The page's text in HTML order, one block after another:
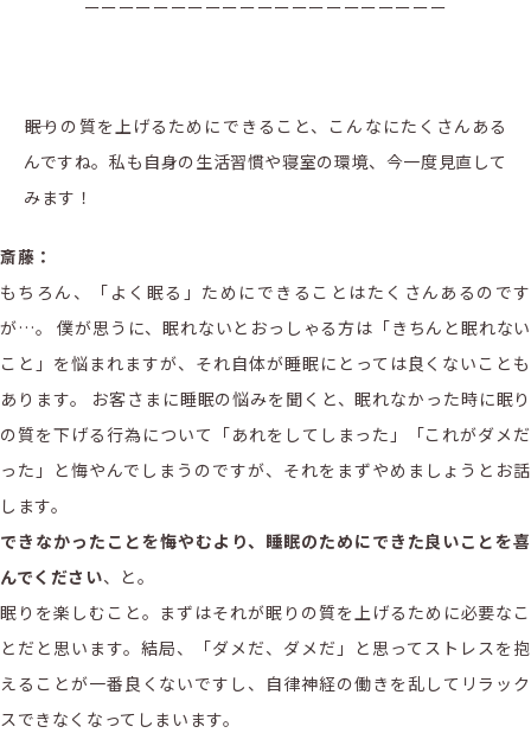
ーーーーーーーーーーーーーーーーーーーーー
――眠りの質を上げるためにできること、こんなにたくさんある
んですね。私も自身の生活習慣や寝室の環境、今一度見直して
みます！
斎藤：
もちろん、「よく眠る」ためにできることはたくさんあるのです
が…。 僕が思うに、眠れないとおっしゃる方は「きちんと眠れない
こと」を悩まれますが、それ自体が睡眠にとっては良くないことも
あります。 お客さまに睡眠の悩みを聞くと、眠れなかった時に眠り
の質を下げる行為について「あれをしてしまった」「これがダメだ
った」と悔やんでしまうのですが、それをまずやめましょうとお話
します。
できなかったことを悔やむより、睡眠のためにできた良いことを喜
んでください、と。
眠りを楽しむこと。まずはそれが眠りの質を上げるために必要なこ
とだと思います。結局、「ダメだ、ダメだ」と思ってストレスを抱
えることが一番良くないですし、自律神経の働きを乱してリラック
スできなくなってしまいます。